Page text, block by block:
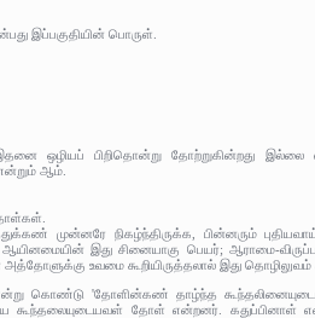
இப்பகுதியின் பொருள்.
இதனை ஒழியப் பிறிதொன்று தோற்றுகின்றது இல்லை
ஆம்.
முன்னரே நிகழ்ந்திருக்க, பின்னரும்
இது சினையாகு பெயர்; ஆராமை-
உவமை கூறியிருத்தலால் இது தொழிலுவம்
என்று கொண்டு 'தோளின்கண் தாழ்ந்த
கூந்தலையுடையவள் தோள் என்றனர். கதுப்பினாள்